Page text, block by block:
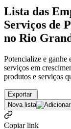
Lista das
Serviços de
no Rio
Potencialize e ganhe
serviços em
produtos e serviços
Exportar
Nova lista
Copiar link